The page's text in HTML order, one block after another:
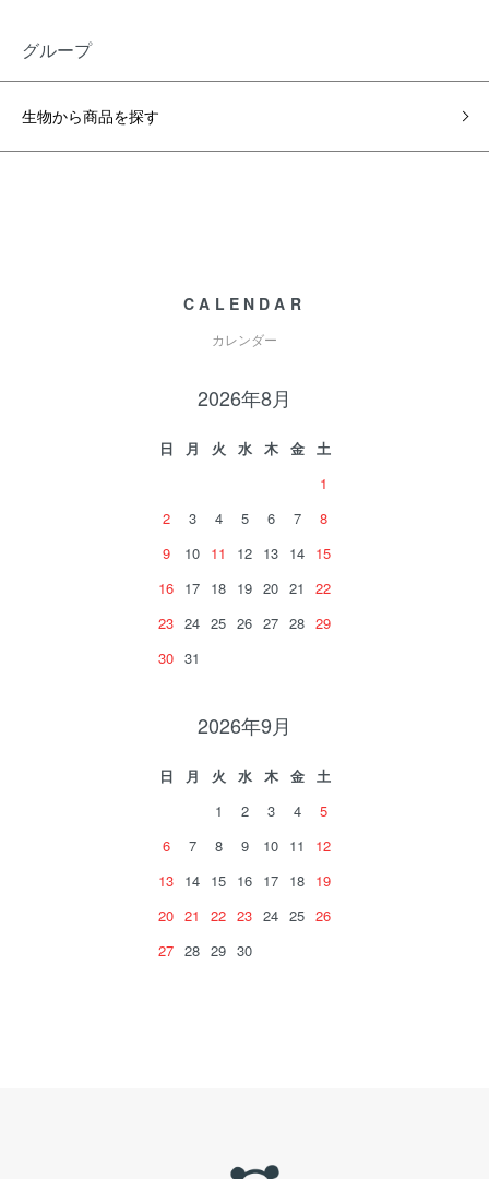
グループ
生物から商品を探す
CALENDAR
カレンダー
2026年8月
日 月 火 水 木 金
土
1
2
3 4 5 6 7
8
9
10 11 12 13 14 15
16 17 18 19 20 21
22
23 24 25 26 27 28 29
30 31
2026年9月
日 月 火 水 木 金
土
1
2 3 4
5
6
7 8 9 10 11
12
13 14 15 16 17 18 19
20 21 22 23 24 25 26
27 28 29 30